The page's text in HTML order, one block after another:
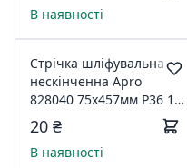
В наявності
Стрічка шліфувальна
нескінченна Apro
828040 75х457мм Р36 10
шт 797052
20 ₴
В наявності